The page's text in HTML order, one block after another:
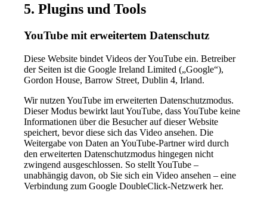
5. Plugins und Tools
YouTube mit erweitertem Datenschutz
Diese Website bindet Videos der YouTube ein. Betreiber
der Seiten ist die Google Ireland Limited („Google“),
Gordon House, Barrow Street, Dublin 4, Irland.
Wir nutzen YouTube im erweiterten Datenschutzmodus.
Dieser Modus bewirkt laut YouTube, dass YouTube keine
Informationen über die Besucher auf dieser Website
speichert, bevor diese sich das Video ansehen. Die
Weitergabe von Daten an YouTube-Partner wird durch
den erweiterten Datenschutzmodus hingegen nicht
zwingend ausgeschlossen. So stellt YouTube –
unabhängig davon, ob Sie sich ein Video ansehen – eine
Verbindung zum Google DoubleClick-Netzwerk her.